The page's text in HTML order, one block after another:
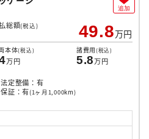
総額(税込) 49.8万円
本体(税込)
万円
諸費用(税込)
5.8万円
法定整備：有
保証：有(1ヶ月1,000km)
追加